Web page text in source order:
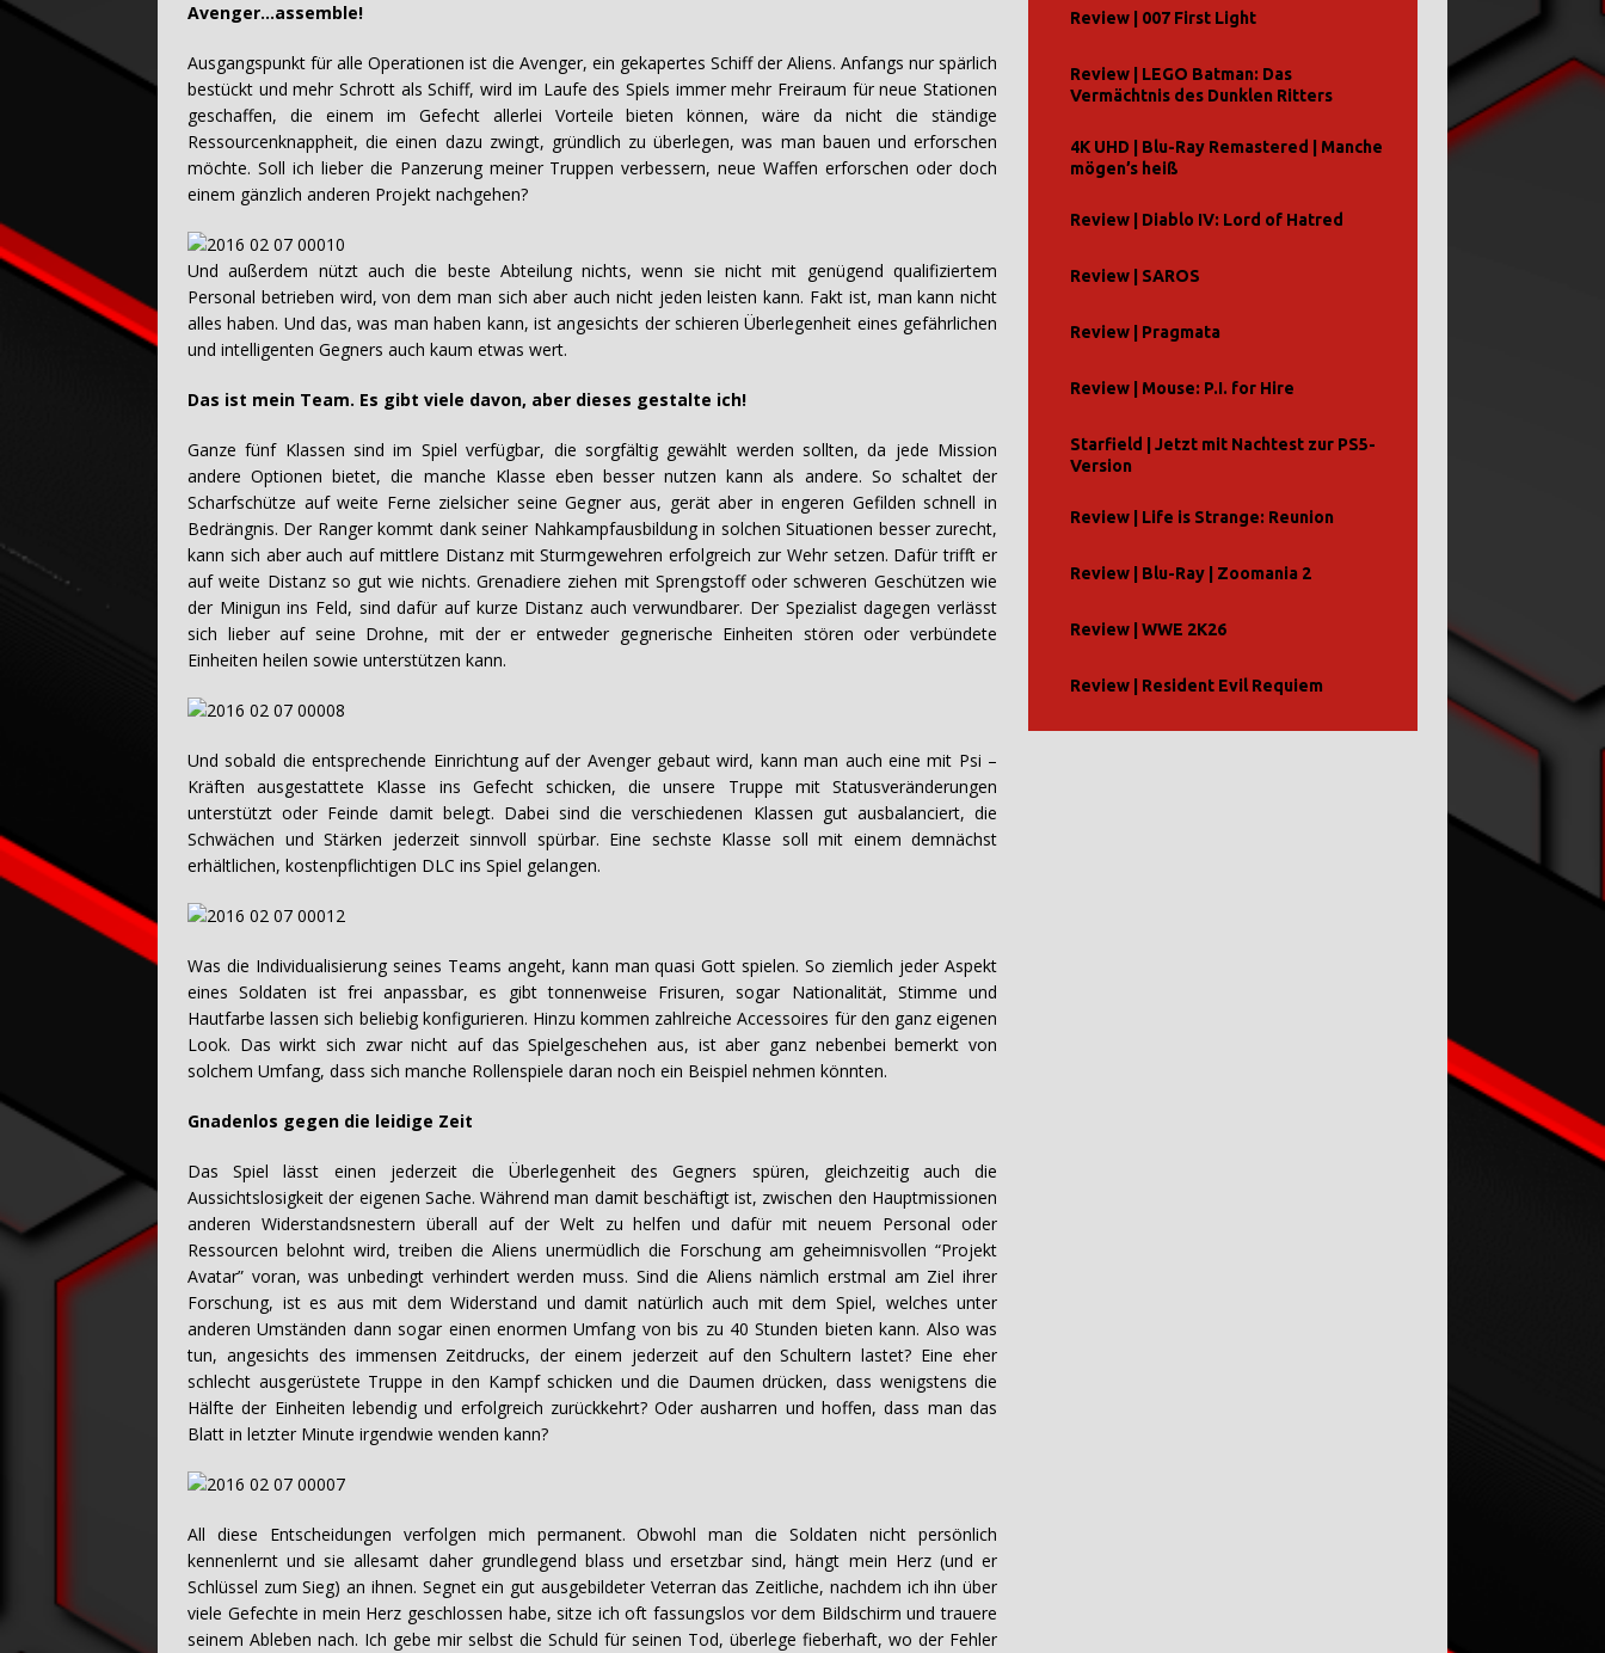
Avenger…assemble!
Ausgangspunkt für alle Operationen ist die Avenger, ein gekapertes Schiff der Aliens. Anfangs nur spärlich
bestückt und mehr Schrott als Schiff, wird im Laufe des Spiels immer mehr Freiraum für neue Stationen
geschaffen, die einem im Gefecht allerlei Vorteile bieten können, wäre da nicht die ständige
Ressourcenknappheit, die einen dazu zwingt, gründlich zu überlegen, was man bauen und erforschen
möchte. Soll ich lieber die Panzerung meiner Truppen verbessern, neue Waffen erforschen oder doch
einem gänzlich anderen Projekt nachgehen?
Und außerdem nützt auch die beste Abteilung nichts, wenn sie nicht mit genügend qualifiziertem
Personal betrieben wird, von dem man sich aber auch nicht jeden leisten kann. Fakt ist, man kann nicht
alles haben. Und das, was man haben kann, ist angesichts der schieren Überlegenheit eines gefährlichen
und intelligenten Gegners auch kaum etwas wert.
Das ist mein Team. Es gibt viele davon, aber dieses gestalte ich!
Ganze fünf Klassen sind im Spiel verfügbar, die sorgfältig gewählt werden sollten, da jede Mission
andere Optionen bietet, die manche Klasse eben besser nutzen kann als andere. So schaltet der
Scharfschütze auf weite Ferne zielsicher seine Gegner aus, gerät aber in engeren Gefilden schnell in
Bedrängnis. Der Ranger kommt dank seiner Nahkampfausbildung in solchen Situationen besser zurecht,
kann sich aber auch auf mittlere Distanz mit Sturmgewehren erfolgreich zur Wehr setzen. Dafür trifft er
auf weite Distanz so gut wie nichts. Grenadiere ziehen mit Sprengstoff oder schweren Geschützen wie
der Minigun ins Feld, sind dafür auf kurze Distanz auch verwundbarer. Der Spezialist dagegen verlässt
sich lieber auf seine Drohne, mit der er entweder gegnerische Einheiten stören oder verbündete
Einheiten heilen sowie unterstützen kann.
Und sobald die entsprechende Einrichtung auf der Avenger gebaut wird, kann man auch eine mit Psi –
Kräften ausgestattete Klasse ins Gefecht schicken, die unsere Truppe mit Statusveränderungen
unterstützt oder Feinde damit belegt. Dabei sind die verschiedenen Klassen gut ausbalanciert, die
Schwächen und Stärken jederzeit sinnvoll spürbar. Eine sechste Klasse soll mit einem demnächst
erhältlichen, kostenpflichtigen DLC ins Spiel gelangen.
Was die Individualisierung seines Teams angeht, kann man quasi Gott spielen. So ziemlich jeder Aspekt
eines Soldaten ist frei anpassbar, es gibt tonnenweise Frisuren, sogar Nationalität, Stimme und
Hautfarbe lassen sich beliebig konfigurieren. Hinzu kommen zahlreiche Accessoires für den ganz eigenen
Look. Das wirkt sich zwar nicht auf das Spielgeschehen aus, ist aber ganz nebenbei bemerkt von
solchem Umfang, dass sich manche Rollenspiele daran noch ein Beispiel nehmen könnten.
Gnadenlos gegen die leidige Zeit
Das Spiel lässt einen jederzeit die Überlegenheit des Gegners spüren, gleichzeitig auch die
Aussichtslosigkeit der eigenen Sache. Während man damit beschäftigt ist, zwischen den Hauptmissionen
anderen Widerstandsnestern überall auf der Welt zu helfen und dafür mit neuem Personal oder
Ressourcen belohnt wird, treiben die Aliens unermüdlich die Forschung am geheimnisvollen “Projekt
Avatar” voran, was unbedingt verhindert werden muss. Sind die Aliens nämlich erstmal am Ziel ihrer
Forschung, ist es aus mit dem Widerstand und damit natürlich auch mit dem Spiel, welches unter
anderen Umständen dann sogar einen enormen Umfang von bis zu 40 Stunden bieten kann. Also was
tun, angesichts des immensen Zeitdrucks, der einem jederzeit auf den Schultern lastet? Eine eher
schlecht ausgerüstete Truppe in den Kampf schicken und die Daumen drücken, dass wenigstens die
Hälfte der Einheiten lebendig und erfolgreich zurückkehrt? Oder ausharren und hoffen, dass man das
Blatt in letzter Minute irgendwie wenden kann?
All diese Entscheidungen verfolgen mich permanent. Obwohl man die Soldaten nicht persönlich
kennenlernt und sie allesamt daher grundlegend blass und ersetzbar sind, hängt mein Herz (und er
Schlüssel zum Sieg) an ihnen. Segnet ein gut ausgebildeter Veterran das Zeitliche, nachdem ich ihn über
viele Gefechte in mein Herz geschlossen habe, sitze ich oft fassungslos vor dem Bildschirm und trauere
seinem Ableben nach. Ich gebe mir selbst die Schuld für seinen Tod, überlege fieberhaft, wo der Fehler
Review | 007 First Light
Review | LEGO Batman: Das
Vermächtnis des Dunklen Ritters
4K UHD | Blu-Ray Remastered | Manche
mögen’s heiß
Review | Diablo IV: Lord of Hatred
Review | SAROS
Review | Pragmata
Review | Mouse: P.I. for Hire
Starfield | Jetzt mit Nachtest zur PS5-
Version
Review | Life is Strange: Reunion
Review | Blu-Ray | Zoomania 2
Review | WWE 2K26
Review | Resident Evil Requiem